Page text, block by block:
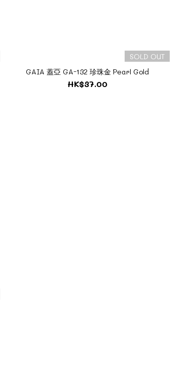
SOLD OUT
GAIA 蓋亞 GA-132 珍珠金 Pearl Gold
HK$37.00